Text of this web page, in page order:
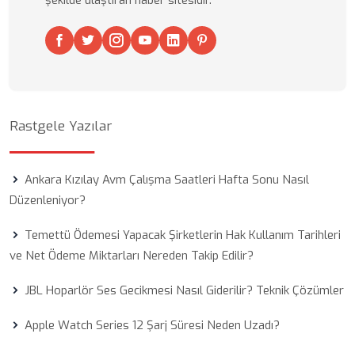
Rastgele Yazılar
Ankara Kızılay Avm Çalışma Saatleri Hafta Sonu Nasıl
Düzenleniyor?
Temettü Ödemesi Yapacak Şirketlerin Hak Kullanım Tarihleri
ve Net Ödeme Miktarları Nereden Takip Edilir?
JBL Hoparlör Ses Gecikmesi Nasıl Giderilir? Teknik Çözümler
Apple Watch Series 12 Şarj Süresi Neden Uzadı?